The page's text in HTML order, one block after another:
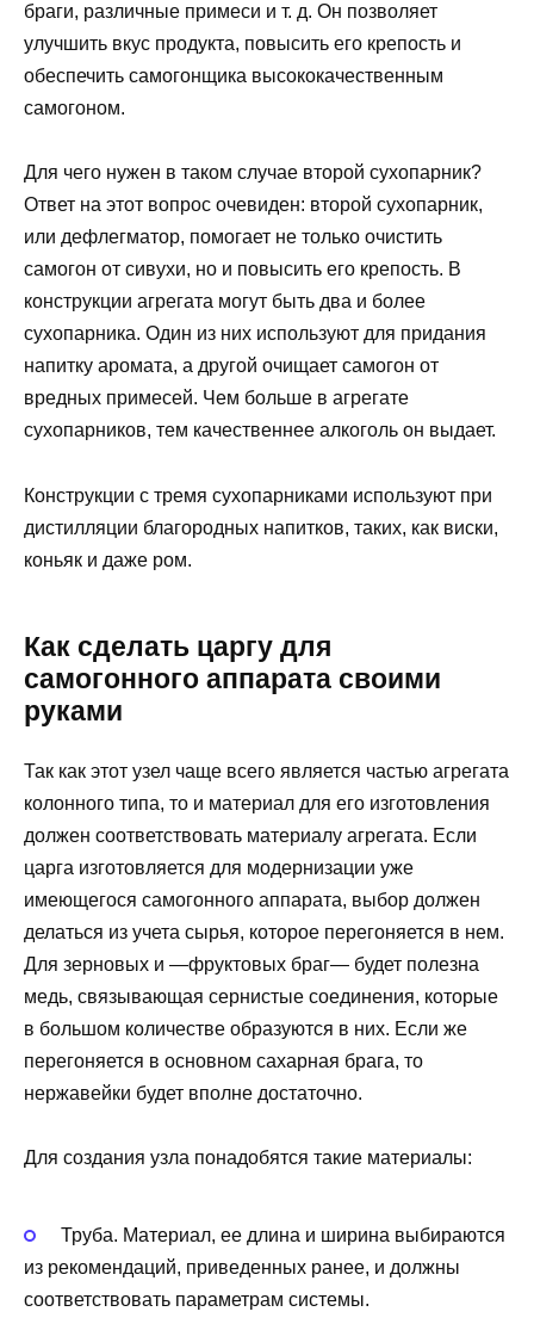
браги, различные примеси и т. д. Он позволяет
улучшить вкус продукта, повысить его крепость и
обеспечить самогонщика высококачественным
самогоном.
Для чего нужен в таком случае второй сухопарник?
Ответ на этот вопрос очевиден: второй сухопарник,
или дефлегматор, помогает не только очистить
самогон от сивухи, но и повысить его крепость. В
конструкции агрегата могут быть два и более
сухопарника. Один из них используют для придания
напитку аромата, а другой очищает самогон от
вредных примесей. Чем больше в агрегате
сухопарников, тем качественнее алкоголь он выдает.
Конструкции с тремя сухопарниками используют при
дистилляции благородных напитков, таких, как виски,
коньяк и даже ром.
Как сделать царгу для
самогонного аппарата своими
руками
Так как этот узел чаще всего является частью агрегата
колонного типа, то и материал для его изготовления
должен соответствовать материалу агрегата. Если
царга изготовляется для модернизации уже
имеющегося самогонного аппарата, выбор должен
делаться из учета сырья, которое перегоняется в нем.
Для зерновых и —фруктовых браг— будет полезна
медь, связывающая сернистые соединения, которые
в большом количестве образуются в них. Если же
перегоняется в основном сахарная брага, то
нержавейки будет вполне достаточно.
Для создания узла понадобятся такие материалы:
Труба. Материал, ее длина и ширина выбираются
из рекомендаций, приведенных ранее, и должны
соответствовать параметрам системы.